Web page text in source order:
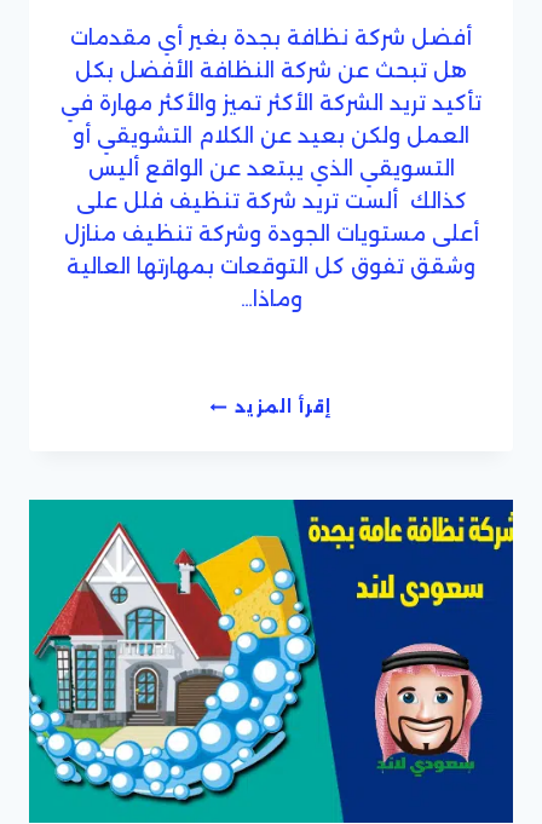
أفضل شركة نظافة بجدة بغير أي مقدمات
هل تبحث عن شركة النظافة الأفضل بكل
تأكيد تريد الشركة الأكثر تميز والأكثر مهارة في
العمل ولكن بعيد عن الكلام التشويقي أو
التسويقي الذي يبتعد عن الواقع أليس
كذالك ألست تريد شركة تنظيف فلل على
أعلى مستويات الجودة وشركة تنظيف منازل
وشقق تفوق كل التوقعات بمهارتها العالية
وماذا…
إقرأ المزيدافضل
جدة